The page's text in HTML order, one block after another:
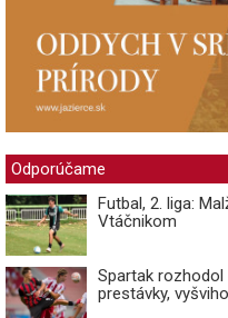
Odporúčame
Futbal, 2. liga:
Vtáčnikom
Spartak
prestávky,